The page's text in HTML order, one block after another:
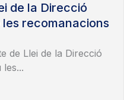
de la Direcció
recomanacions
de Llei de la Direcció